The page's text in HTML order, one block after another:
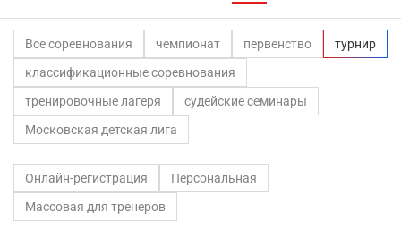
Все соревнования чемпионат первенство
турнир
классификационные соревнования
тренировочные лагеря
судейские семинары
Московская детская лига
Онлайн-регистрация
Персональная
Массовая для тренеров